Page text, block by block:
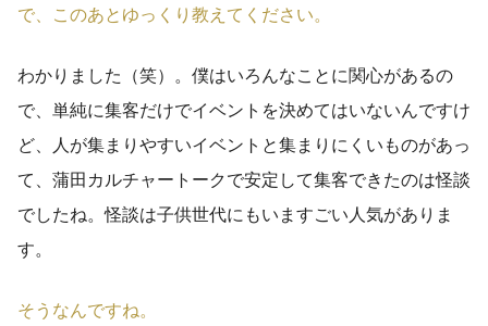
で、このあとゆっくり教えてください。
わかりました（笑）。僕はいろんなことに関心があるの
で、単純に集客だけでイベントを決めてはいないんですけ
ど、人が集まりやすいイベントと集まりにくいものがあっ
て、蒲田カルチャートークで安定して集客できたのは怪談
でしたね。怪談は子供世代にもいますごい人気がありま
す。
そうなんですね。